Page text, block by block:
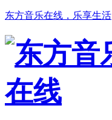
东方音乐在线，乐享生活